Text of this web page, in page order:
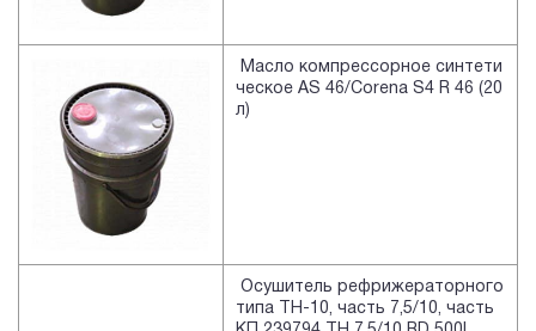
Масло компрессорное синтети
ческое AS 46/Corena S4 R 46 (20
л)
Осушитель рефрижераторного
типа TH-10, часть 7,5/10, часть